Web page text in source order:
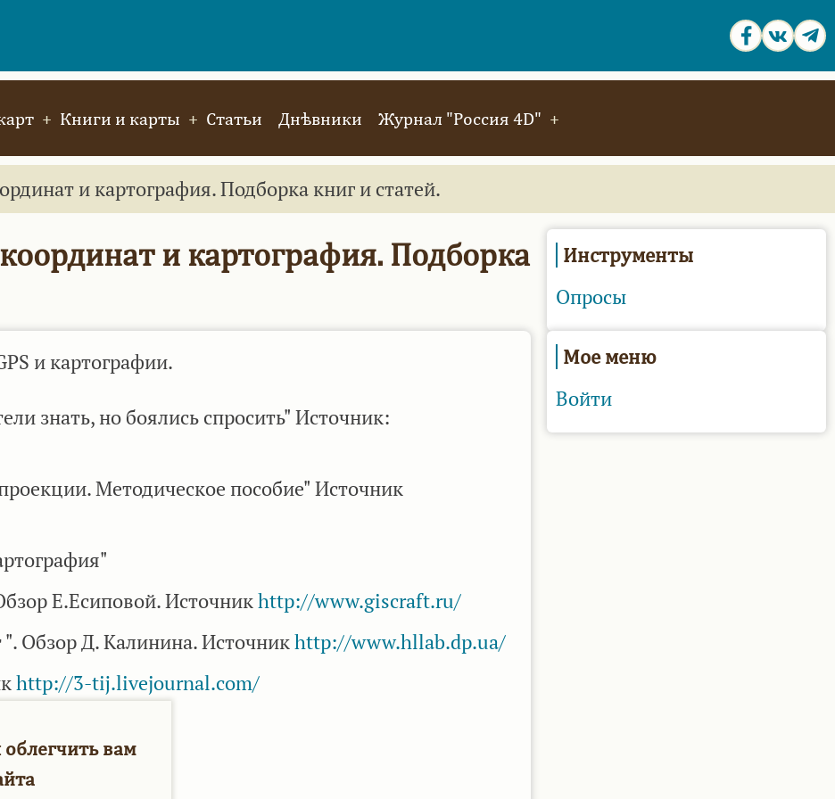
Книги и карты Статьи Днѣвники Журнал "Россия 4D"
и картография. Подборка книг и статей.
и картография. Подборка
и картографии.
знать, но боялись спросить" Источник:
Методическое пособие" Источник
Е.Есиповой. Источникhttp://www.giscraft.ru/
Обзор Д. Калинина. Источникhttp://www.hllab.dp.ua/
http://3-tij.livejournal.com/
Инструменты
Опросы
Мое меню
Войти
вам